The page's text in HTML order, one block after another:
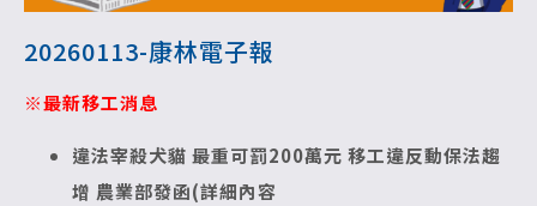
20260113-康林電子報
※最新移工消息
違法宰殺犬貓 最重可罰200萬元 移工違反動保法趨
增 農業部發函(詳細內容